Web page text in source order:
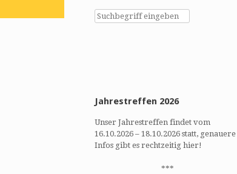
Jahrestreffen 2026
Unser Jahrestreffen findet vom
16.10.2026 – 18.10.2026 statt, genauere
Infos gibt es rechtzeitig hier!
***